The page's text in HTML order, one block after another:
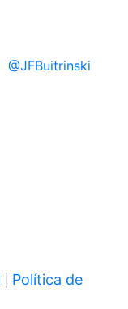
@JFBuitrinski
Política de